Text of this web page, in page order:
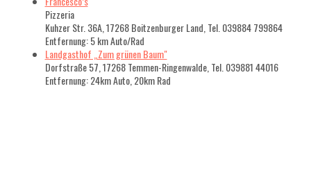
Francesco’s
Pizzeria
Kuhzer Str. 36A, 17268 Boitzenburger Land, Tel. 039884 799864
Entfernung: 5 km Auto/Rad
Landgasthof „Zum grünen Baum"
Dorfstraße 57, 17268 Temmen-Ringenwalde, Tel. 039881 44016
Entfernung: 24km Auto, 20km Rad